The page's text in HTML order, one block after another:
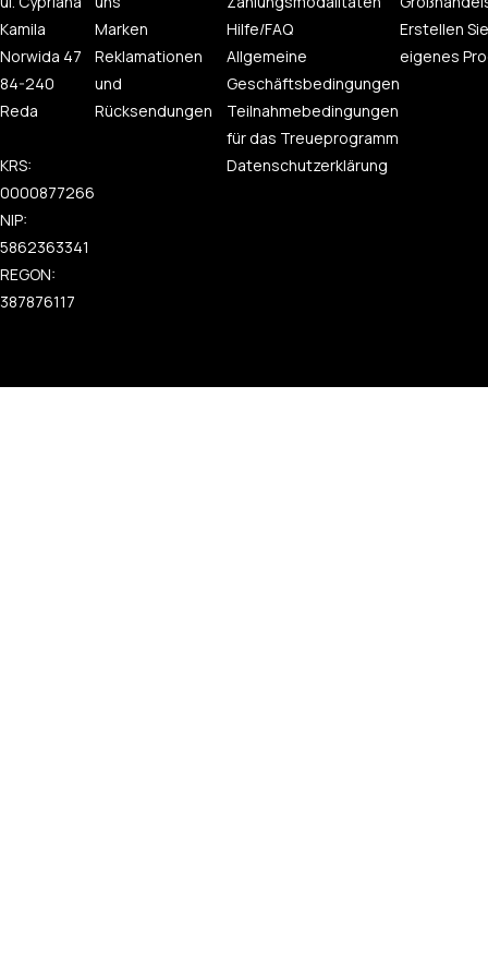
Kamila
Norwida 47
84-240
Reda
KRS:
0000877266
NIP:
5862363341
REGON:
387876117
Marken
Reklamationen
und
Rücksendungen
Hilfe/FAQ
Allgemeine
Geschäftsbedingungen
Teilnahmebedingungen
für das Treueprogramm
Datenschutzerklärung
Erstellen
eigenes